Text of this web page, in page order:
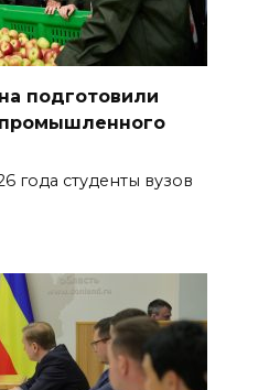
подготовили
года студенты вузов